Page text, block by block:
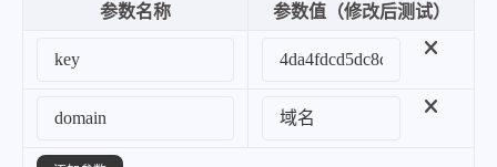
参数名称 参数值（修改后测试）